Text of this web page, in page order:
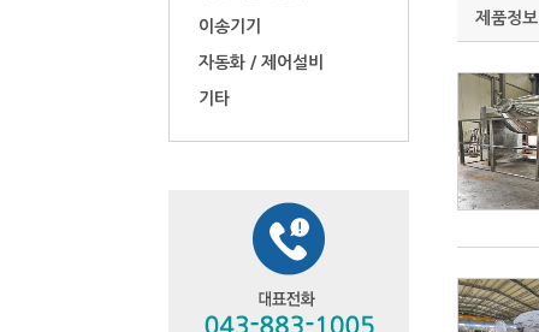
이송기기
자동화 / 제어설비
기타
제품정보